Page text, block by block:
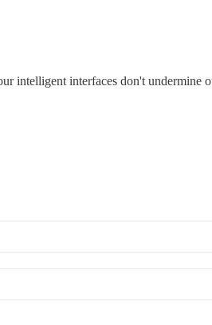
intelligent interfaces don't